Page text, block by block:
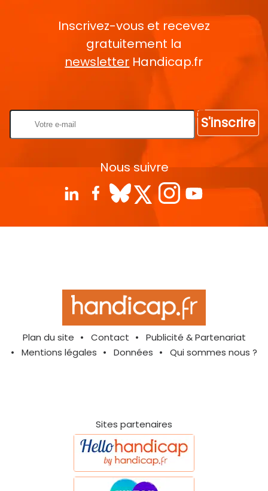
Inscrivez-vous et recevez
gratuitement la
newsletter Handicap.fr
S'inscrire
Nous suivre
Plan du site Contact
Publicité & Partenariat
Mentions légales
Données Qui sommes nous ?
Sites partenaires